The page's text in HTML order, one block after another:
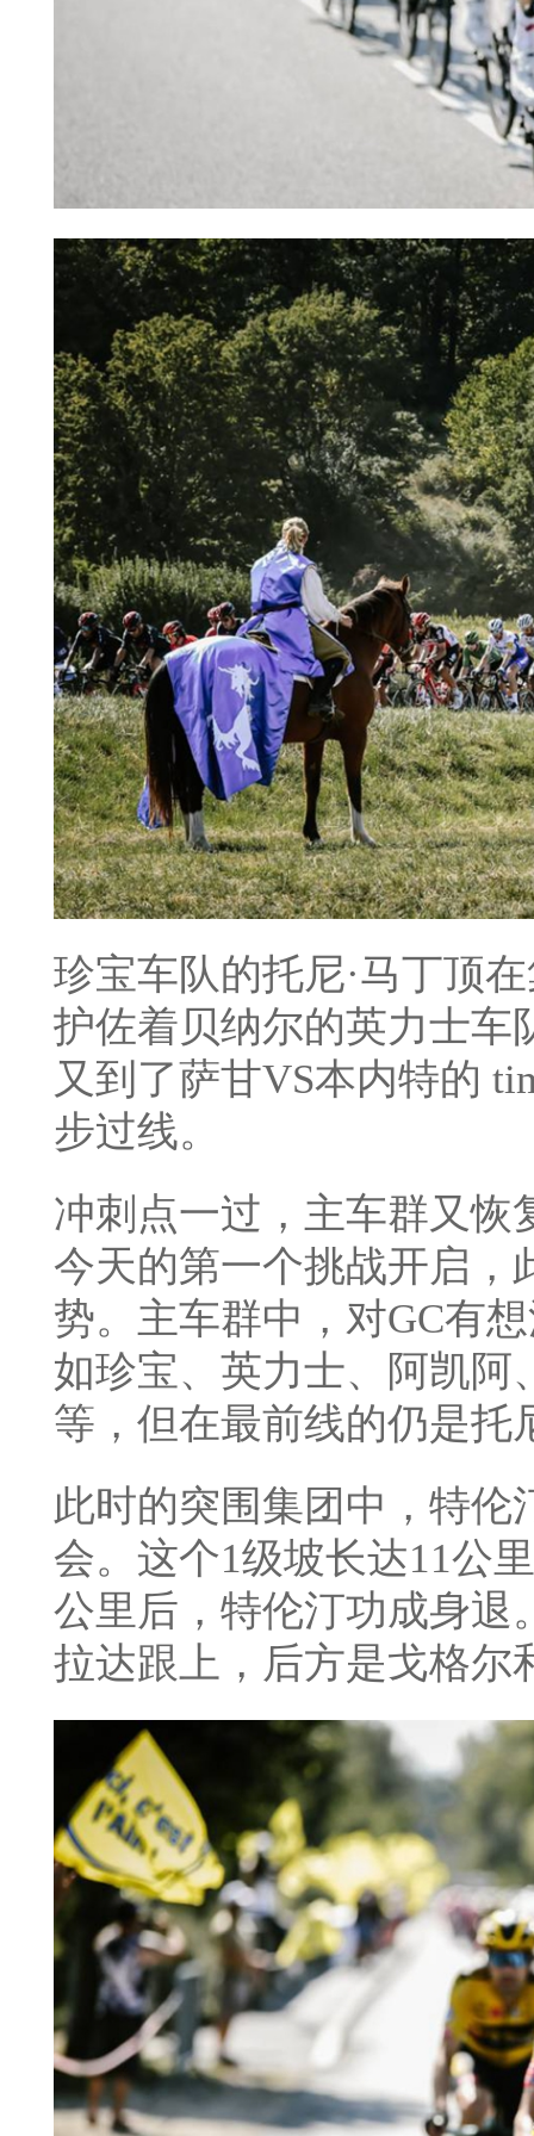
珍宝车队的托尼·马丁顶
护佐着贝纳尔的英力士车
又到了萨甘VS本内特的
步过线。
冲刺点一过，主车群又恢
今天的第一个挑战开启，
势。主车群中，对GC有
如珍宝、英力士、阿凯阿
等，但在最前线的仍是托
此时的突围集团中，特
会。这个1级坡长达11公
公里后，特伦汀功成身退
拉达跟上，后方是戈格尔